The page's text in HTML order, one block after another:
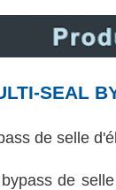
SEAL
de selle
de